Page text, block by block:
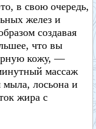
в свою очередь,
желез и
создавая
что вы
кожу, —
массаж
лосьона и
жира с